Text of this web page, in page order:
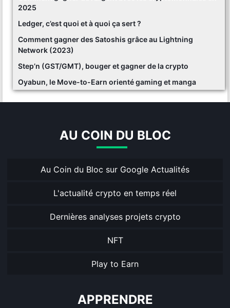
2025
Ledger, c’est quoi et à quoi ça sert ?
Comment gagner des Satoshis grâce au Lightning
Network (2023)
Step’n (GST/GMT), bouger et gagner de la crypto
Oyabun, le Move-to-Earn orienté gaming et manga
AU COIN DU BLOC
Au Coin du Bloc sur Google Actualités
L'actualité crypto en temps réel
Dernières analyses projets crypto
NFT
Play to Earn
APPRENDRE